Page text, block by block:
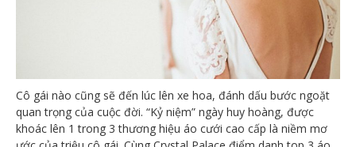
Cô gái nào cũng sẽ đến lúc lên xe hoa, đánh dấu bước ngoặt
quan trọng của cuộc đời. “Kỷ niệm” ngày huy hoàng, được
khoác lên 1 trong 3 thương hiệu áo cưới cao cấp là niềm mơ